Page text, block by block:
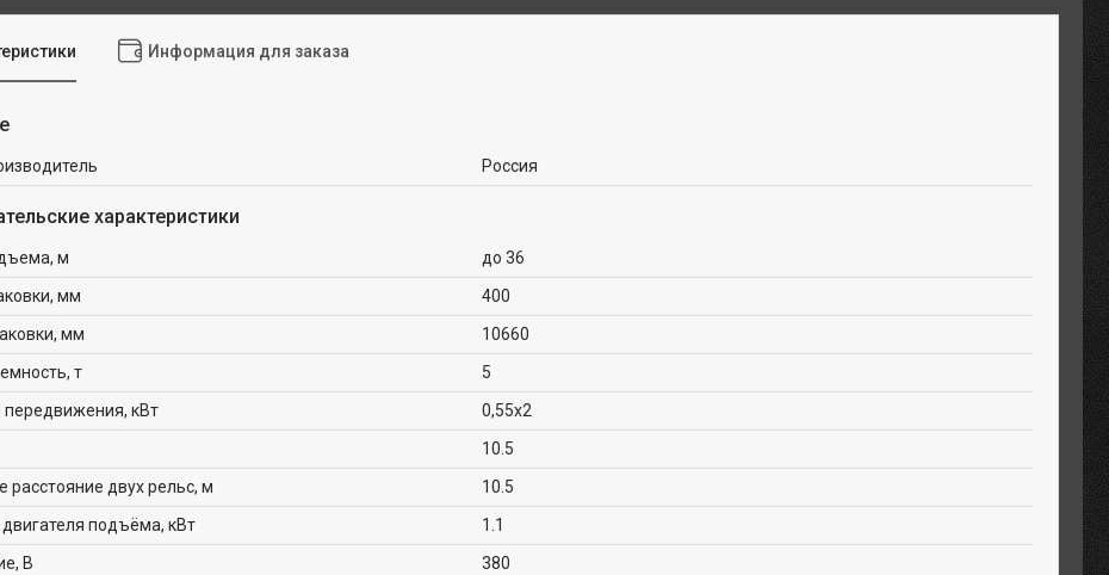
Информация для заказа
Россия
характеристики
м
до 36
мм
400
мм
10660
т
5
передвижения, кВт
0,55х2
10.5
расстояние двух рельс, м
10.5
подъёма, кВт
1.1
В
380